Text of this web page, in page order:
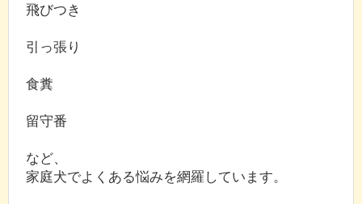
飛びつき
引っ張り
食糞
留守番
など、
家庭犬でよくある悩みを網羅しています。